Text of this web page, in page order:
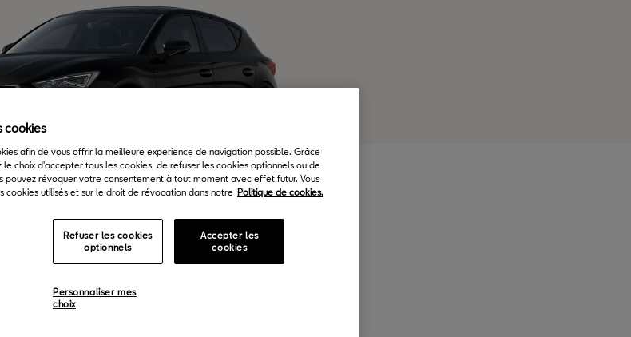
Vitesse max.
cookies
afin de vous offrir la meilleure experience de navigation possible. Grâce
le choix d'accepter tous les cookies, de refuser les cookies optionnels ou de
pouvez révoquer votre consentement à tout moment avec effet futur. Vous
cookies utilisés et sur le droit de révocation dans notre Politique de cookies.
Refuser les cookies
optionnels
Accepter les
cookies
Personnaliser mes
choix